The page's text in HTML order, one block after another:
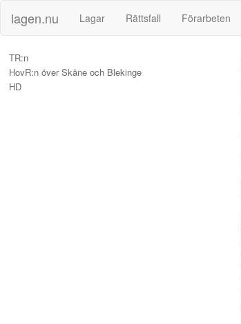
lagen.nu Lagar Rättsfall Förarbeten
TR:n
HovR:n över Skåne och Blekinge
HD